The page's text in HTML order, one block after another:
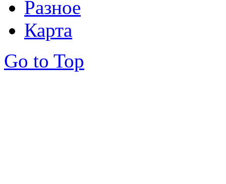
Разное
Карта
Go to Top